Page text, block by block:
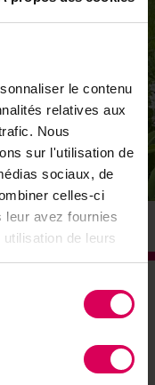
le contenu
relatives aux
Nous
sur l'utilisation de
sociaux, de
celles-ci
leur avez fournies
de leurs
Streit a opté pour
Ce dispositif
aux engrais
une fois